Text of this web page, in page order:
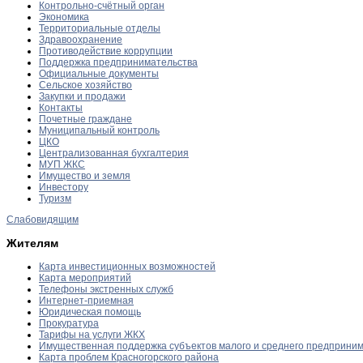
Контрольно-счётный орган
Экономика
Территориальные отделы
Здравоохранение
Противодействие коррупции
Поддержка предпринимательства
Официальные документы
Сельское хозяйство
Закупки и продажи
Контакты
Почетные граждане
Муниципальный контроль
ЦКО
Централизованная бухгалтерия
МУП ЖКС
Имущество и земля
Инвестору
Туризм
Слабовидящим
Жителям
Карта инвестиционных возможностей
Карта мероприятий
Телефоны экстренных служб
Интернет-приемная
Юридическая помощь
Прокуратура
Тарифы на услуги ЖКХ
Имущественная поддержка субъектов малого и среднего
Карта проблем Красногорского района